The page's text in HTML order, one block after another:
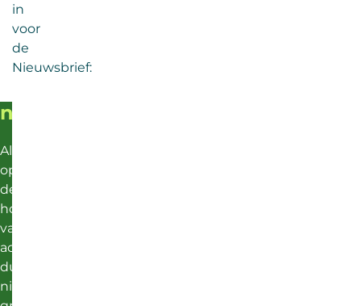
in
voor
de
Nieuwsbrief:
nieuwsbrief
Altijd
op
de
hoogte
van
actueel
duurzaam
nieuws,